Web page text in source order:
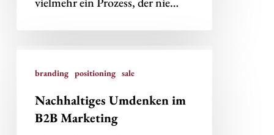
Umdenken
B2B
branding positioning sale
Nachhaltiges Umdenken im
B2B Marketing